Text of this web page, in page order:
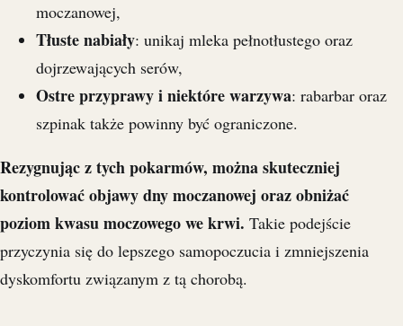
moczanowej,
Tłuste nabiały: unikaj mleka pełnotłustego oraz
dojrzewających serów,
Ostre przyprawy i niektóre warzywa: rabarbar oraz
szpinak także powinny być ograniczone.
Rezygnując z tych pokarmów, można skuteczniej
kontrolować objawy dny moczanowej oraz obniżać
poziom kwasu moczowego we krwi. Takie podejście
przyczynia się do lepszego samopoczucia i zmniejszenia
dyskomfortu związanym z tą chorobą.